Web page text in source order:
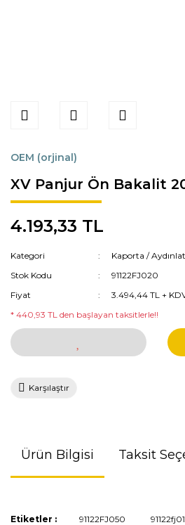
OEM (orjinal)
XV Panjur Ön Bakalit
4.193,33 TL
Kategori
Kaporta /
Stok Kodu
91122FJ020
Fiyat
3.494,44 TL +
* 440,93 TL den başlayan taksitlerle!!
Karşılaştır
Ürün Bilgisi Taksit
Bu ürünün fiyat bilgisi, resim, ürün
Etiketler : 91122FJ050